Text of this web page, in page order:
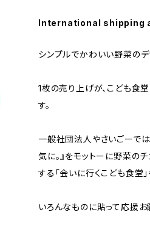
International shipping
シンプルでかわいい野菜の
1枚の売り上げが、こども食
す。
一般社団法人やさいごーで
気に。』をモットーに野菜の
する「会いに行くこども食堂
いろんなものに貼って応援お